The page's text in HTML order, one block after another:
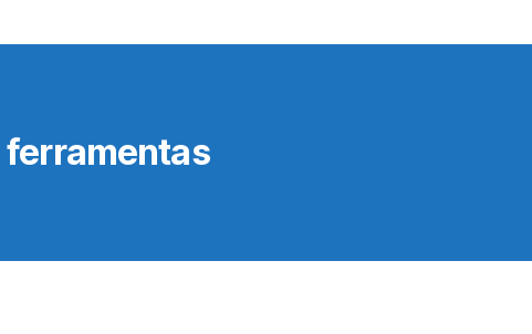
ferramentas